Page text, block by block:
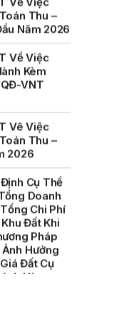
Về Việc
Kèm
VNT
Vê Việc
Thu –
2026
Cụ Thể
Doanh
Chi Phí
Đất Khi
Pháp
Hưởng
Đất Cụ
Hòa
Kết Quả